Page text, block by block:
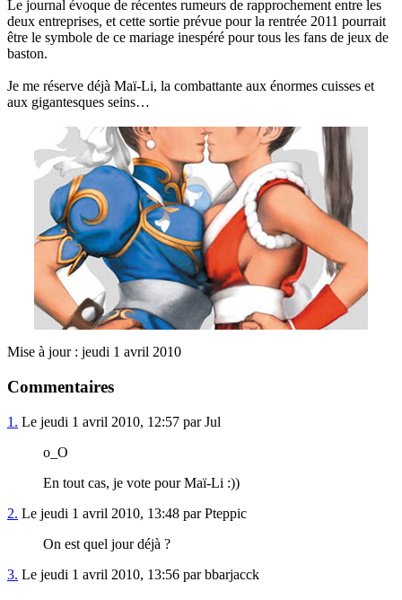
Le journal évoque de récentes rumeurs de rapprochement entre les
deux entreprises, et cette sortie prévue pour la rentrée 2011 pourrait
être le symbole de ce mariage inespéré pour tous les fans de jeux de
baston.
Je me réserve déjà Maï-Li, la combattante aux énormes cuisses et
aux gigantesques seins…
Mise à jour : jeudi 1 avril 2010
Commentaires
1. Le jeudi 1 avril 2010, 12:57 par Jul
o_O
En tout cas, je vote pour Maï-Li :))
2. Le jeudi 1 avril 2010, 13:48 par Pteppic
On est quel jour déjà ?
3. Le jeudi 1 avril 2010, 13:56 par bbarjacck